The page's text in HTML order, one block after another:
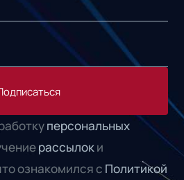
персональных
рассылоки
ознакомился с Политикой